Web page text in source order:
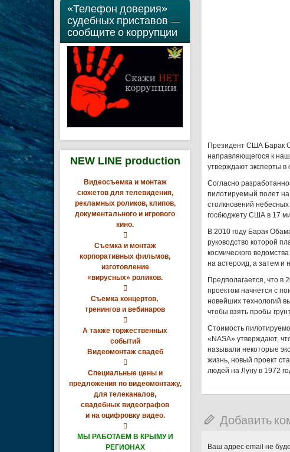
«Телефон доверия»
судебных приставов —
сообщите о коррупции
NEW LINE production
Видеосъемка и монтаж
сюжетов для телевидения,
рекламных роликов, клипов,
документального и игрового
кино.

Съемка и монтаж
корпоративных фильмов,
изготовление
«вирусных» роликов.

Съемка концертов,
тренингов и вебинаров

А также торжественных
событий
Видеомонтаж свадеб

Специальные цены и
предложения по видеомонтажу,
для телеканалов,
свадебных видеографов
и на оцифровку видео.

МЫ РАБОТАЕМ В КРЫМУ И
РЕГИОНАХ
Президент США Барак
направляющегося к
утверждают эксперты в
Согласно
пилотируемый полет
столкновений
госбюджету США в 17
В 2010 году Барак
руководство которой
космического
на астероид, а затем и
Предполагается, что в
проектом начнется с
новейших технологий
чтобы взять пробы
Стоимость
«NASA» утверждают,
называли некоторые
жизнь, новый проект
людей на Луну в 1972
Добавить
Ваш адрес email не